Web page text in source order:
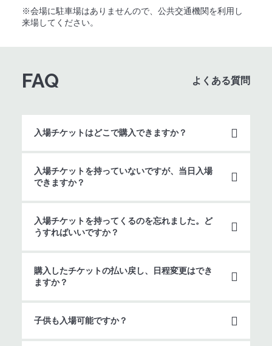
※会場に駐車場はありませんので、公共交通機関を利用し
来場してください。
FAQ よくある質問
入場チケットはどこで購入できますか？
入場チケットを持っていないですが、当日入場
できますか？
入場チケットを持ってくるのを忘れました。ど
うすればいいですか？
購入したチケットの払い戻し、日程変更はでき
ますか？
子供も入場可能ですか？